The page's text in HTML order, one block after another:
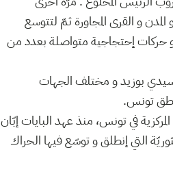
إبتدأت من القصرين نحو المدن و القرى المجاورة ثمّ لتتوسع
حركات إحتجاجية متواصلة بعدد من
بوزيد و مختلف الجهات
تونس.
في تونس، منذ عهد البايات إبّان
التي إنطلق و توسّع فيها الحراك